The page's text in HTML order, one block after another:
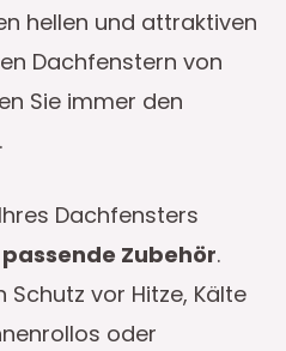
hellen und attraktiven
Dachfenstern von
Sie immer den
Ihres Dachfensters
Zubehör.
vor Hitze, Kälte
oder